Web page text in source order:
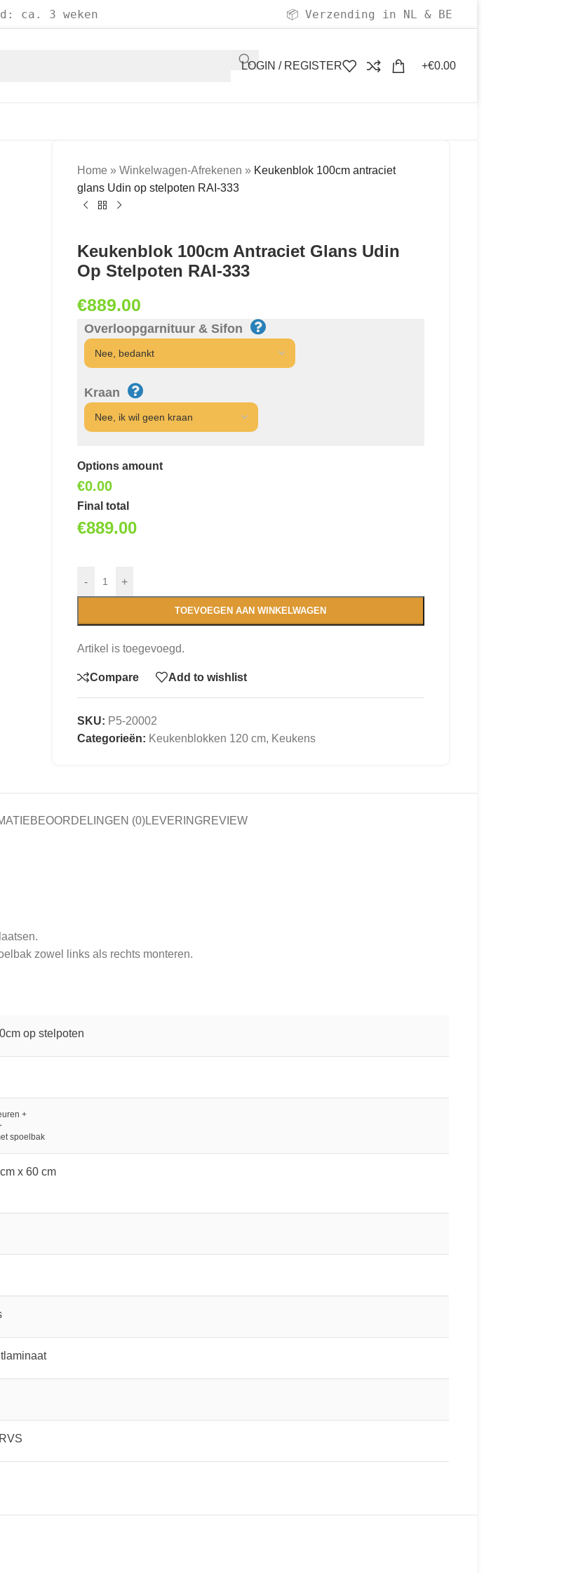
ca. 3 weken 📦 Verzending in NL & BE
LOGIN / REGISTER €0.00
Home » Winkelwagen-Afrekenen » Keukenblok 100cm antraciet
glans Udin op stelpoten RAI-333
Keukenblok 100cm Antraciet Glans Udin
Op Stelpoten RAI-333
€889.00
Overloopgarnituur & Sifon
Kraan
Options amount
€0.00
Final total
€889.00
- +
TOEVOEGEN AAN WINKELWAGEN
Artikel is toegevoegd.
Compare Add to wishlist
SKU: P5-20002
Categorieën: Keukenblokken 120 cm, Keukens
BEOORDELINGEN (0)LEVERINGREVIEW
zowel links als rechts monteren.
op stelpoten
+
spoelbak
x 60 cm